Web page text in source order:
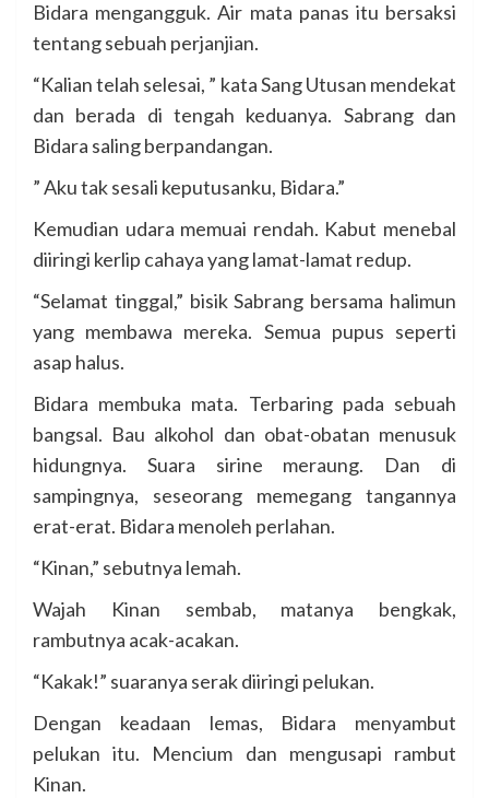
Bidara mengangguk. Air mata panas itu bersaksi
tentang sebuah perjanjian.
“Kalian telah selesai, ” kata Sang Utusan mendekat
dan berada di tengah keduanya. Sabrang dan
Bidara saling berpandangan.
” Aku tak sesali keputusanku, Bidara.”
Kemudian udara memuai rendah. Kabut menebal
diiringi kerlip cahaya yang lamat-lamat redup.
“Selamat tinggal,” bisik Sabrang bersama halimun
yang membawa mereka. Semua pupus seperti
asap halus.
Bidara membuka mata. Terbaring pada sebuah
bangsal. Bau alkohol dan obat-obatan menusuk
hidungnya. Suara sirine meraung. Dan di
sampingnya, seseorang memegang tangannya
erat-erat. Bidara menoleh perlahan.
“Kinan,” sebutnya lemah.
Wajah Kinan sembab, matanya bengkak,
rambutnya acak-acakan.
“Kakak!” suaranya serak diiringi pelukan.
Dengan keadaan lemas, Bidara menyambut
pelukan itu. Mencium dan mengusapi rambut
Kinan.